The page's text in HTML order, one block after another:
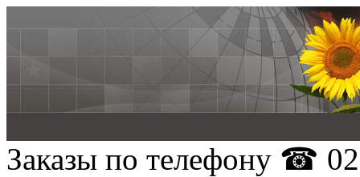
Заказы по телефону ☎